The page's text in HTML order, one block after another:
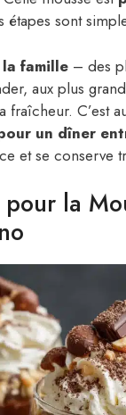
étapes sont
famille – des
aux plus
fraîcheur. C’est
un dîner
et se conserve
la